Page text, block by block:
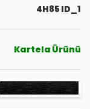
4H85 ID_1
Kartela Ürünü